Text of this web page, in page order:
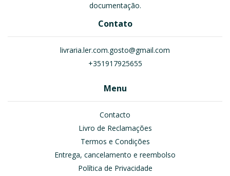
documentação.
Contato
livraria.ler.com.gosto@gmail.com
+351917925655
Menu
Contacto
Livro de Reclamações
Termos e Condições
Entrega, cancelamento e reembolso
Política de Privacidade